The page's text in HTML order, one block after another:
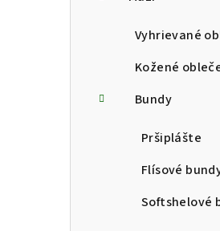
Vyhrievané
Kožené
Bundy
Pršiplášte
Flísové
Softshelové